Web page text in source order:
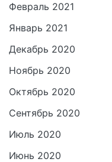
Февраль 2021
Январь 2021
Декабрь 2020
Ноябрь 2020
Октябрь 2020
Сентябрь 2020
Июль 2020
Июнь 2020